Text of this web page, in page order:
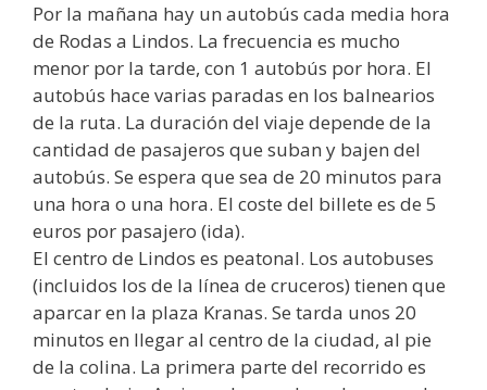
Por la mañana hay un autobús cada media hora
de Rodas a Lindos. La frecuencia es mucho
menor por la tarde, con 1 autobús por hora. El
autobús hace varias paradas en los balnearios
de la ruta. La duración del viaje depende de la
cantidad de pasajeros que suban y bajen del
autobús. Se espera que sea de 20 minutos para
una hora o una hora. El coste del billete es de 5
euros por pasajero (ida).
El centro de Lindos es peatonal. Los autobuses
(incluidos los de la línea de cruceros) tienen que
aparcar en la plaza Kranas. Se tarda unos 20
minutos en llegar al centro de la ciudad, al pie
de la colina. La primera parte del recorrido es